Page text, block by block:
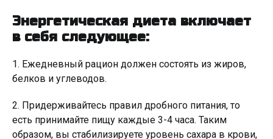
Энергетическая диета включает
в себя следующее:
1. Ежедневный рацион должен состоять из жиров,
белков и углеводов.
2. Придерживайтесь правил дробного питания, то
есть принимайте пищу каждые 3-4 часа. Таким
образом, вы стабилизируете уровень сахара в крови,